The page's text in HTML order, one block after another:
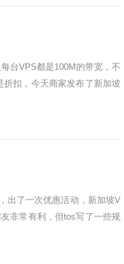
台VPS都是100M的带宽，不
扣，今天商家发布了新加坡
出了一次优惠活动，新加坡V
非常有利，但tos写了一些规